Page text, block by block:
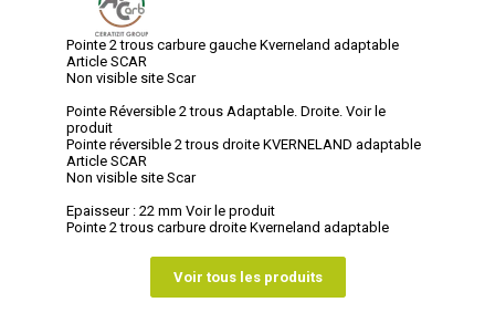
Pointe 2 trous carbure gauche Kverneland adaptable
Article SCAR
Non visible site Scar
Pointe Réversible 2 trous Adaptable. Droite. Voir le
produit
Pointe réversible 2 trous droite KVERNELAND adaptable
Article SCAR
Non visible site Scar
Epaisseur : 22 mm Voir le produit
Pointe 2 trous carbure droite Kverneland adaptable
Voir tous les produits